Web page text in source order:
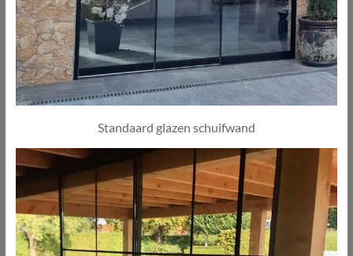
Standaard glazen schuifwand